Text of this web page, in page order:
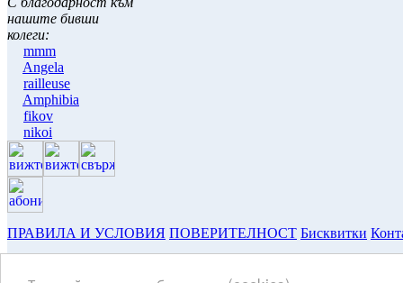
нашите бивши
колеги:
mmm
Angela
railleuse
Amphibia
fikov
nikoi
ПРАВИЛА И УСЛОВИЯ ПОВЕРИТЕЛНОСТ Бисквитки
Текстовете и тяхното съдържание са притежание и